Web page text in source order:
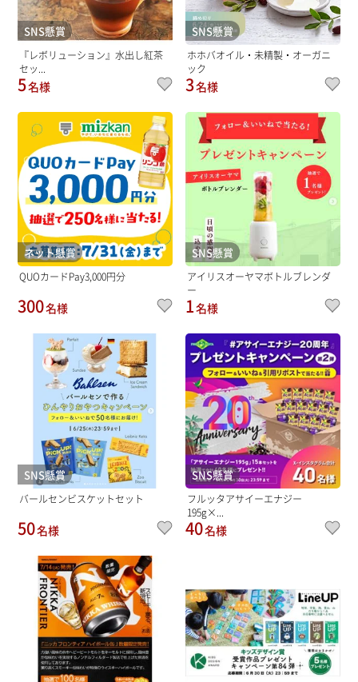
SNS懸賞
『レボリューション』水出し紅茶
セッ...
5名様
SNS懸賞
ホホバオイル・未精製・オーガニ
ック
3名様
ネット懸賞
QUOカードPay3,000円分
300名様
SNS懸賞
アイリスオーヤマボトルブレンダ
ー
1名様
SNS懸賞
バールセンビスケットセット
50名様
SNS懸賞
フルッタアサイーエナジー
195g×...
40名様